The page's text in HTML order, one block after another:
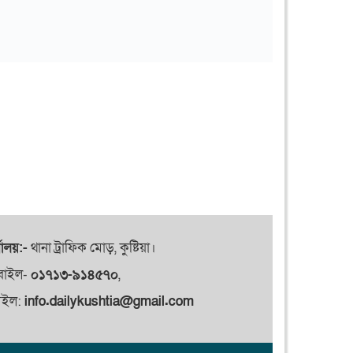
থানা ট্রাফিক মোড়, কুষ্টিয়া।
০১৭১৩-৯১৪৫৭০,
info.dailykushtia@gmail.com